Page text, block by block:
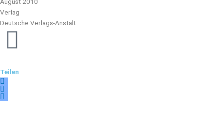
Verlag
Deutsche Verlags-Anstalt
Teilen